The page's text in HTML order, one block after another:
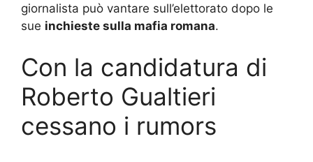
giornalista può vantare sull’elettorato dopo le
sue inchieste sulla mafia romana.
Con la candidatura di
Roberto Gualtieri
cessano i rumors